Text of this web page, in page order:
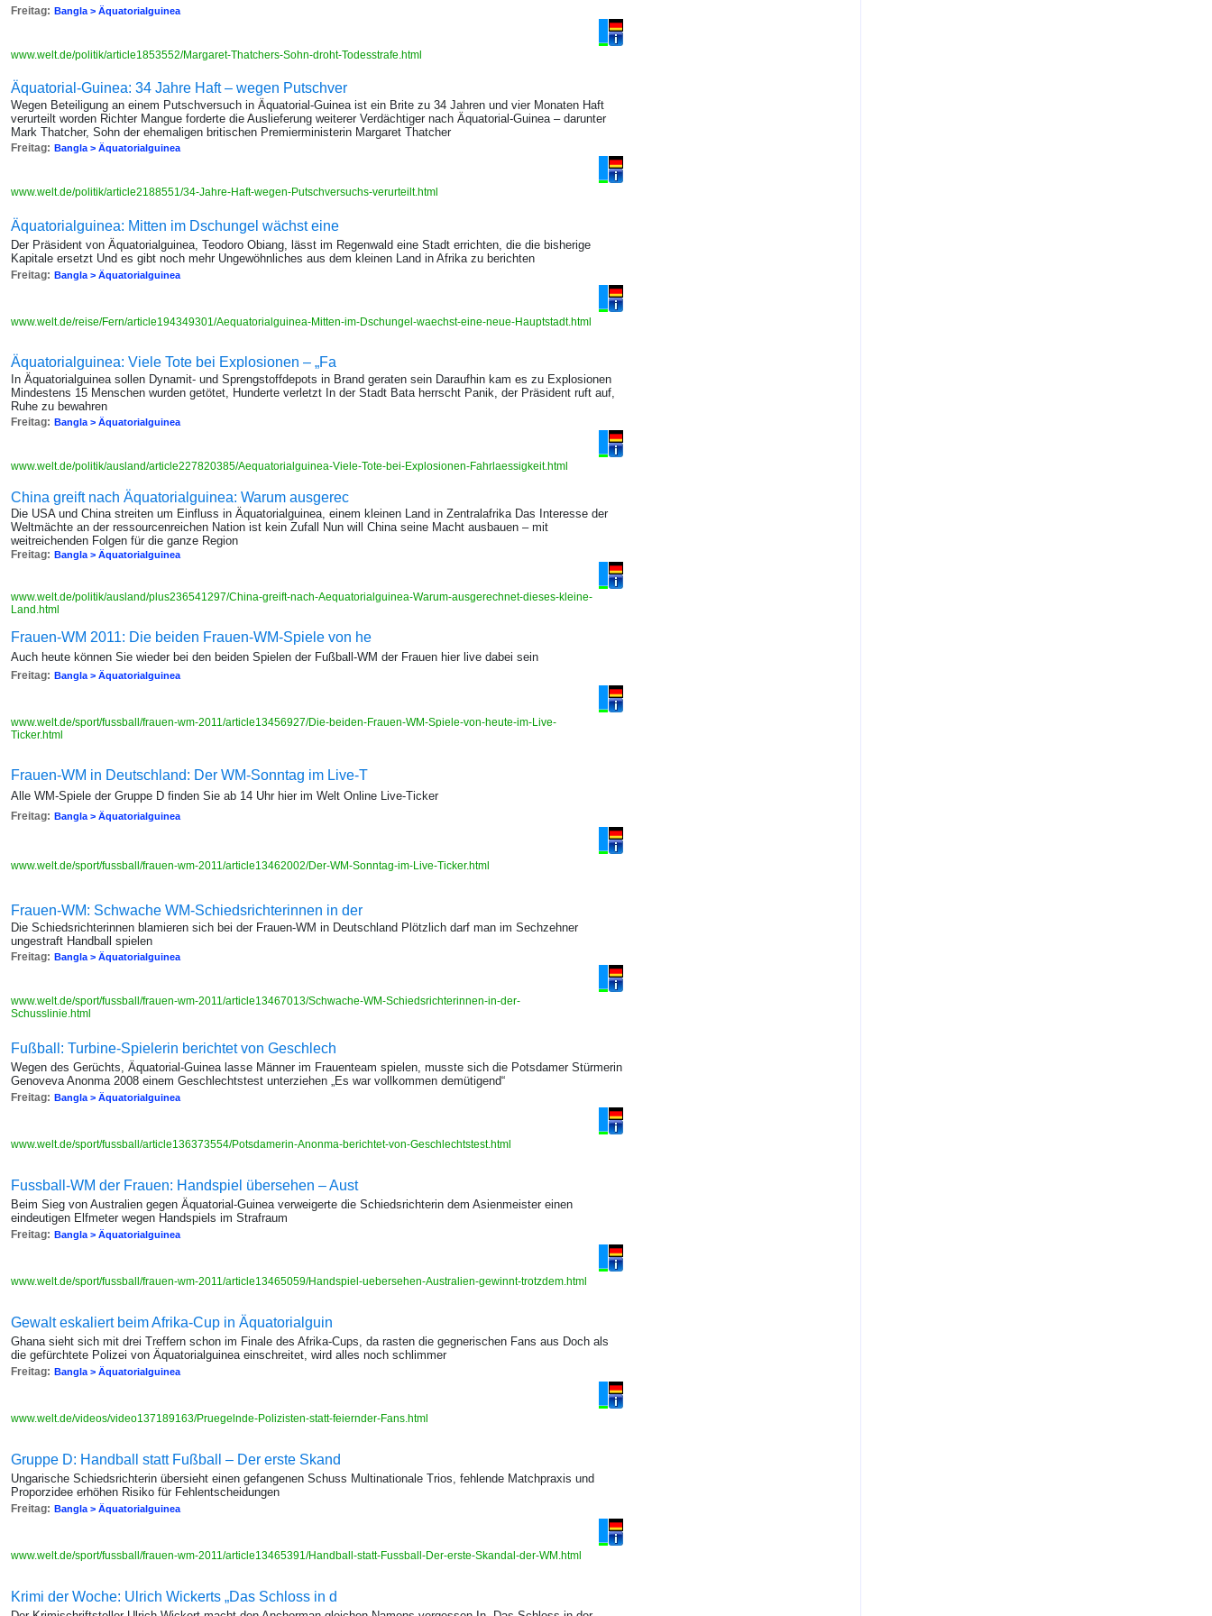
Freitag: Bangla > Äquatorialguinea
www.welt.de/politik/article1853552/Margaret-Thatchers-Sohn-droht-Todesstrafe.html
Äquatorial-Guinea: 34 Jahre Haft – wegen Putschver
Wegen Beteiligung an einem Putschversuch in Äquatorial-Guinea ist ein Brite zu 34 Jahren und vier Monaten Haft
verurteilt worden Richter Mangue forderte die Auslieferung weiterer Verdächtiger nach Äquatorial-Guinea – darunter
Mark Thatcher, Sohn der ehemaligen britischen Premierministerin Margaret Thatcher
Freitag: Bangla > Äquatorialguinea
www.welt.de/politik/article2188551/34-Jahre-Haft-wegen-Putschversuchs-verurteilt.html
Äquatorialguinea: Mitten im Dschungel wächst eine
Der Präsident von Äquatorialguinea, Teodoro Obiang, lässt im Regenwald eine Stadt errichten, die die bisherige
Kapitale ersetzt Und es gibt noch mehr Ungewöhnliches aus dem kleinen Land in Afrika zu berichten
Freitag: Bangla > Äquatorialguinea
www.welt.de/reise/Fern/article194349301/Aequatorialguinea-Mitten-im-Dschungel-waechst-eine-neue-Hauptstadt.html
Äquatorialguinea: Viele Tote bei Explosionen – „Fa
In Äquatorialguinea sollen Dynamit- und Sprengstoffdepots in Brand geraten sein Daraufhin kam es zu Explosionen
Mindestens 15 Menschen wurden getötet, Hunderte verletzt In der Stadt Bata herrscht Panik, der Präsident ruft auf,
Ruhe zu bewahren
Freitag: Bangla > Äquatorialguinea
www.welt.de/politik/ausland/article227820385/Aequatorialguinea-Viele-Tote-bei-Explosionen-Fahrlaessigkeit.html
China greift nach Äquatorialguinea: Warum ausgerec
Die USA und China streiten um Einfluss in Äquatorialguinea, einem kleinen Land in Zentralafrika Das Interesse der
Weltmächte an der ressourcenreichen Nation ist kein Zufall Nun will China seine Macht ausbauen – mit
weitreichenden Folgen für die ganze Region
Freitag: Bangla > Äquatorialguinea
www.welt.de/politik/ausland/plus236541297/China-greift-nach-Aequatorialguinea-Warum-ausgerechnet-dieses-kleine-
Land.html
Frauen-WM 2011: Die beiden Frauen-WM-Spiele von he
Auch heute können Sie wieder bei den beiden Spielen der Fußball-WM der Frauen hier live dabei sein
Freitag: Bangla > Äquatorialguinea
www.welt.de/sport/fussball/frauen-wm-2011/article13456927/Die-beiden-Frauen-WM-Spiele-von-heute-im-Live-
Ticker.html
Frauen-WM in Deutschland: Der WM-Sonntag im Live-T
Alle WM-Spiele der Gruppe D finden Sie ab 14 Uhr hier im Welt Online Live-Ticker
Freitag: Bangla > Äquatorialguinea
www.welt.de/sport/fussball/frauen-wm-2011/article13462002/Der-WM-Sonntag-im-Live-Ticker.html
Frauen-WM: Schwache WM-Schiedsrichterinnen in der
Die Schiedsrichterinnen blamieren sich bei der Frauen-WM in Deutschland Plötzlich darf man im Sechzehner
ungestraft Handball spielen
Freitag: Bangla > Äquatorialguinea
www.welt.de/sport/fussball/frauen-wm-2011/article13467013/Schwache-WM-Schiedsrichterinnen-in-der-
Schusslinie.html
Fußball: Turbine-Spielerin berichtet von Geschlech
Wegen des Gerüchts, Äquatorial-Guinea lasse Männer im Frauenteam spielen, musste sich die Potsdamer Stürmerin
Genoveva Anonma 2008 einem Geschlechtstest unterziehen „Es war vollkommen demütigend“
Freitag: Bangla > Äquatorialguinea
www.welt.de/sport/fussball/article136373554/Potsdamerin-Anonma-berichtet-von-Geschlechtstest.html
Fussball-WM der Frauen: Handspiel übersehen – Aust
Beim Sieg von Australien gegen Äquatorial-Guinea verweigerte die Schiedsrichterin dem Asienmeister einen
eindeutigen Elfmeter wegen Handspiels im Strafraum
Freitag: Bangla > Äquatorialguinea
www.welt.de/sport/fussball/frauen-wm-2011/article13465059/Handspiel-uebersehen-Australien-gewinnt-trotzdem.html
Gewalt eskaliert beim Afrika-Cup in Äquatorialguin
Ghana sieht sich mit drei Treffern schon im Finale des Afrika-Cups, da rasten die gegnerischen Fans aus Doch als
die gefürchtete Polizei von Äquatorialguinea einschreitet, wird alles noch schlimmer
Freitag: Bangla > Äquatorialguinea
www.welt.de/videos/video137189163/Pruegelnde-Polizisten-statt-feiernder-Fans.html
Gruppe D: Handball statt Fußball – Der erste Skand
Ungarische Schiedsrichterin übersieht einen gefangenen Schuss Multinationale Trios, fehlende Matchpraxis und
Proporzidee erhöhen Risiko für Fehlentscheidungen
Freitag: Bangla > Äquatorialguinea
www.welt.de/sport/fussball/frauen-wm-2011/article13465391/Handball-statt-Fussball-Der-erste-Skandal-der-WM.html
Krimi der Woche: Ulrich Wickerts „Das Schloss in d